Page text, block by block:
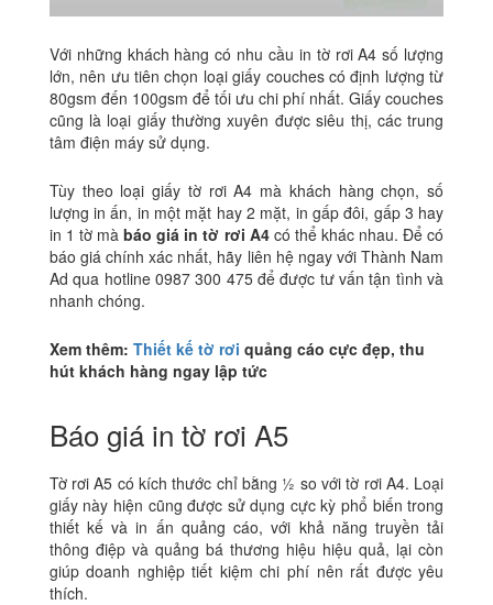
Với những khách hàng có nhu cầu in tờ rơi A4 số lượng
lớn, nên ưu tiên chọn loại giấy couches có định lượng từ
80gsm đến 100gsm để tối ưu chi phí nhất. Giấy couches
cũng là loại giấy thường xuyên được siêu thị, các trung
tâm điện máy sử dụng.
Tùy theo loại giấy tờ rơi A4 mà khách hàng chọn, số
lượng in ấn, in một mặt hay 2 mặt, in gấp đôi, gấp 3 hay
in 1 tờ màbáo giá in tờ rơi A4có thể khác nhau. Để có
báo giá chính xác nhất, hãy liên hệ ngay với Thành Nam
Ad qua hotline 0987 300 475 để được tư vấn tận tình và
nhanh chóng.
Xem thêm: Thiết kế tờ rơi quảng cáo cực đẹp, thu
hút khách hàng ngay lập tức
Báo giá in tờ rơi A5
Tờ rơi A5 có kích thước chỉ bằng ½ so với tờ rơi A4. Loại
giấy này hiện cũng được sử dụng cực kỳ phổ biến trong
thiết kế và in ấn quảng cáo, với khả năng truyền tải
thông điệp và quảng bá thương hiệu hiệu quả, lại còn
giúp doanh nghiệp tiết kiệm chi phí nên rất được yêu
thích.